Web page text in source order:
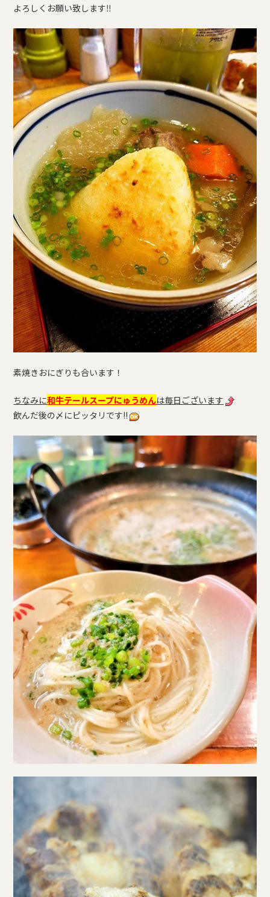
よろしくお願い致します‼
素焼きおにぎりも合います！
ちなみに和牛テールスープにゅうめんは毎日ございます
飲んだ後の〆にピッタリです!!